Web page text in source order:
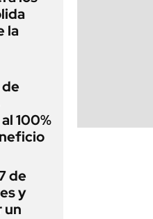
la
100%
de
y
un